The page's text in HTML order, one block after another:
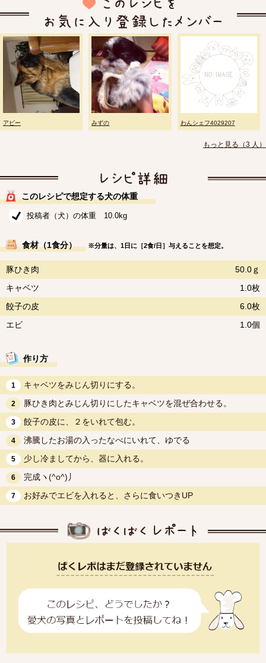
アビー みずの わんシェフ4029207
もっと見る（3 人）
このレシピで想定する犬の体重
投稿者（犬）の体重 10.0kg
食材（1食分） ※分量は、1日に［2食/日］与えることを想定。
豚ひき肉
50.0ｇ
キャベツ
1.0枚
餃子の皮
6.0枚
エビ
1.0個
作り方
1 キャベツをみじん切りにする。
2 豚ひき肉とみじん切りにしたキャベツを混ぜ合わせる。
3 餃子の皮に、２をいれて包む。
4 沸騰したお湯の入ったなべにいれて、ゆでる
5 少し冷ましてから、器に入れる。
6 完成ヽ(^o^)丿
7 お好みでエビを入れると、さらに食いつきUP